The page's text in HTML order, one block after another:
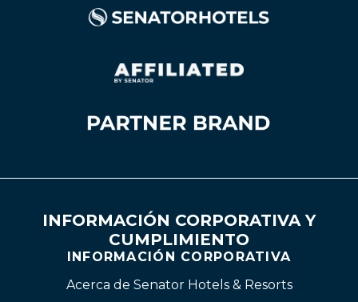
INFORMACIÓN CORPORATIVA Y
CUMPLIMIENTO
INFORMACIÓN CORPORATIVA
Acerca de Senator Hotels & Resorts